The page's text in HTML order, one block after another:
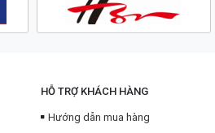
HỖ TRỢ KHÁCH HÀNG
Hướng dẫn mua hàng